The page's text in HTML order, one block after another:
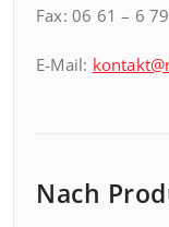
Fax: 06 61 – 6
E-Mail:
Nach